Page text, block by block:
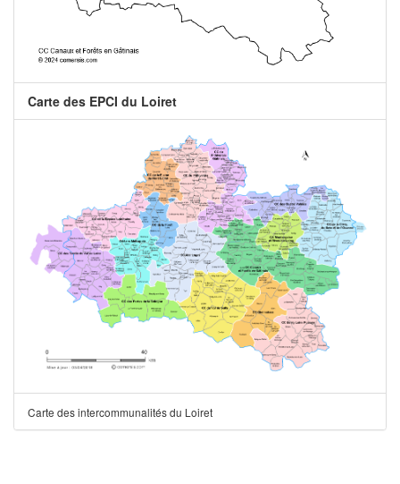
Carte des EPCI du Loiret
Carte des intercommunalités du Loiret